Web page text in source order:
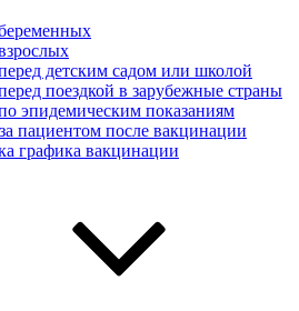
детским садом или школой
поездкой в зарубежные страны
эпидемическим показаниям
пациентом после вакцинации
графика вакцинации